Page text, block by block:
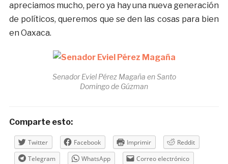
apreciamos mucho, pero ya hay una nueva generación
de políticos, queremos que se den las cosas para bien
en Oaxaca.
Senador Eviel Pérez Magaña en Santo
Domingo de Gúzman
Comparte esto:
Twitter Facebook Imprimir
Reddit
Telegram
WhatsApp Correo electrónico